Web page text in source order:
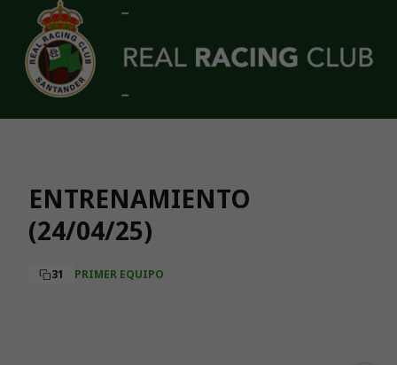
Skip to main content
ENTRENAMIENTO
(24/04/25)
31 PRIMER EQUIPO